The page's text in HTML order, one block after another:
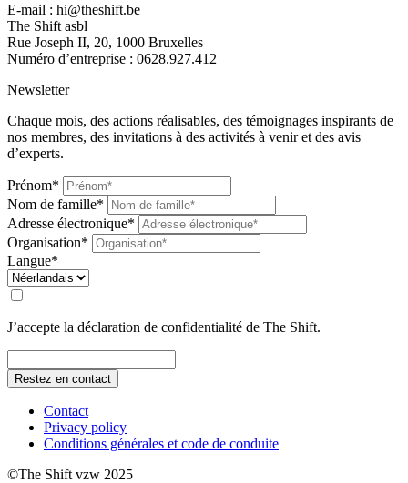
E-mail : hi@theshift.be
The Shift asbl
Rue Joseph II, 20, 1000 Bruxelles
Numéro d’entreprise : 0628.927.412
Newsletter
Chaque mois, des actions réalisables, des témoignages inspirants de
nos membres, des invitations à des activités à venir et des avis
d’experts.
Prénom*
Nom de famille*
Adresse électronique*
Organisation*
Langue*
J’accepte la déclaration de confidentialité de The Shift.
Restez en contact
Contact
Privacy policy
Conditions générales et code de conduite
©The Shift vzw 2025